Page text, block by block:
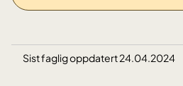
Sist faglig oppdatert 24.04.2024